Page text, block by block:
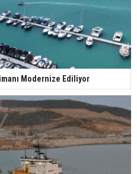
Modernize Ediliyor